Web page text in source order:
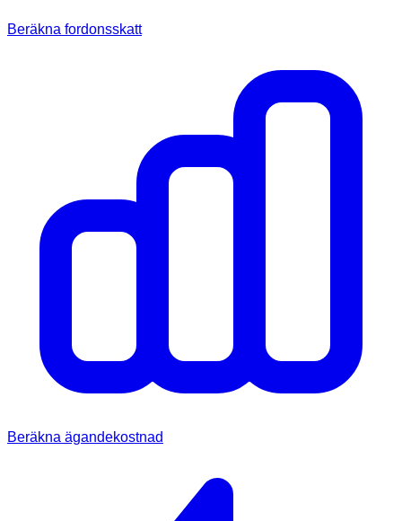
Beräkna fordonsskatt
Beräkna ägandekostnad